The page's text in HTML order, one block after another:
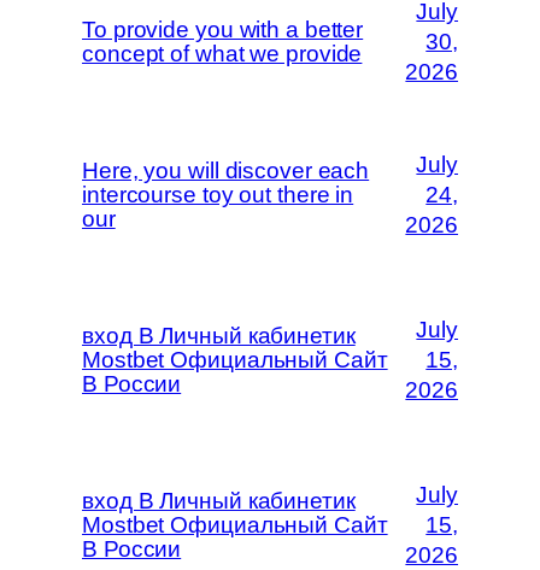
To provide you with a better
concept of what we provide
July
30,
2026
Here, you will discover each
intercourse toy out there in
our
July
24,
2026
вход В Личный кабинетик
Mostbet Официальный Сайт
В России
July
15,
2026
вход В Личный кабинетик
Mostbet Официальный Сайт
В России
July
15,
2026